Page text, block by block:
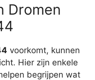
Dromen
voorkomt, kunnen
Hier zijn enkele
begrijpen wat